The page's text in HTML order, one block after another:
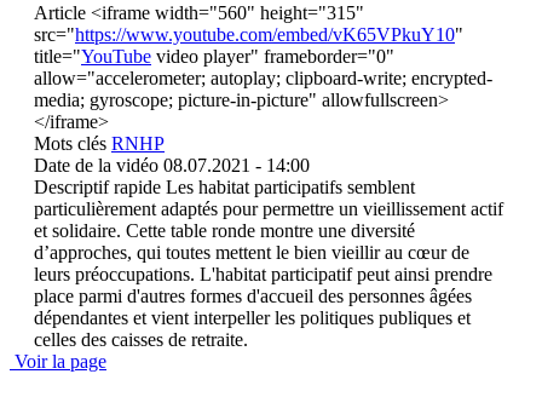
Article <iframe width="560" height="315"
src="https://www.youtube.com/embed/vK65VPkuY10"
title="YouTube video player" frameborder="0"
allow="accelerometer; autoplay; clipboard-write; encrypted-
media; gyroscope; picture-in-picture" allowfullscreen>
</iframe>
Mots clés RNHP
Date de la vidéo 08.07.2021 - 14:00
Descriptif rapide Les habitat participatifs semblent
particulièrement adaptés pour permettre un vieillissement actif
et solidaire. Cette table ronde montre une diversité
d’approches, qui toutes mettent le bien vieillir au cœur de
leurs préoccupations. L'habitat participatif peut ainsi prendre
place parmi d'autres formes d'accueil des personnes âgées
dépendantes et vient interpeller les politiques publiques et
celles des caisses de retraite.
Voir la page